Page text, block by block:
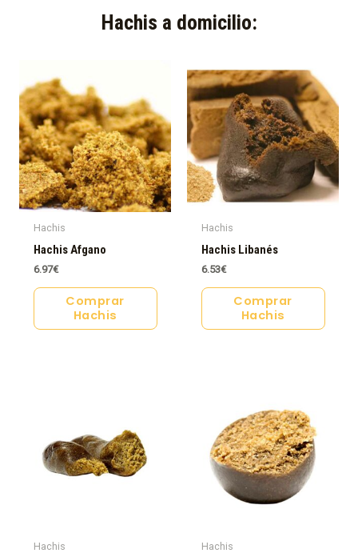
Hachis a domicilio:​
Hachis
Hachis Afgano
6.97€
Comprar
Hachis
Hachis
Hachis Libanés
6.53€
Comprar
Hachis
Hachis Hachis